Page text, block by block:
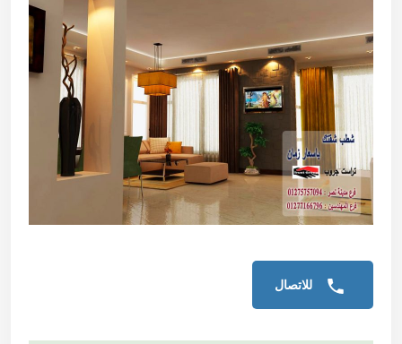
للاتصال